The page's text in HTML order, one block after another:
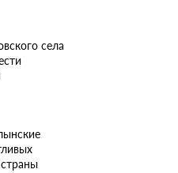
села